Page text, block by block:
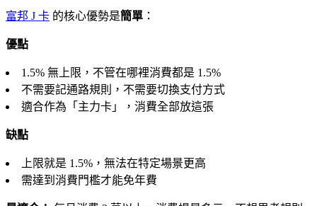
富邦 J 卡 的核心優勢是簡單 ：
優點
1.5% 無上限，不管在哪裡消費都是 1.5%
不需要記通路規則，不需要切換支付方式
適合作為「主力卡」，消費全部放這張
缺點
上限就是 1.5%，無法在特定場景更高
需達到消費門檻才能免年費